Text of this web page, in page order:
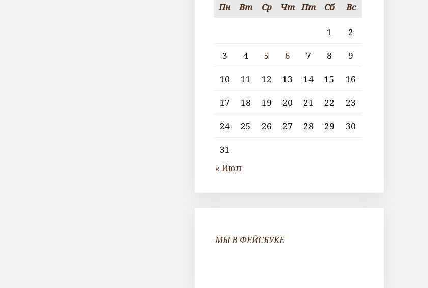
Пн Вт Ср Чт Пт Сб Вс
1
2
3
4 5 6 7 8
9
10
11 12 13 14 15
16
17
18 19 20 21 22
23
24
25 26 27 28 29
30
31
« Июл
МЫ В ФЕЙСБУКЕ